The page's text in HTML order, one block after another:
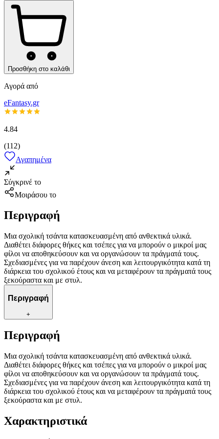
Προσθήκη στο καλάθι
Αγορά από
eFantasy.gr
4.84
(112)
Αγαπημένα
Σύγκρινέ το
Μοιράσου το
Περιγραφή
Μια σχολική τσάντα κατασκευασμένη από ανθεκτικά υλικά.
Διαθέτει διάφορες θήκες και τσέπες για να μπορούν ο μικροί μας
φίλοι να αποθηκεύσουν και να οργανώσουν τα πράγματά τους.
Σχεδιασμένες για να παρέχουν άνεση και λειτουργικότητα κατά τη
διάρκεια του σχολικού έτους και να μεταφέρουν τα πράγματά τους
ξεκούραστα και με στυλ.
Περιγραφή
+
Περιγραφή
Μια σχολική τσάντα κατασκευασμένη από ανθεκτικά υλικά.
Διαθέτει διάφορες θήκες και τσέπες για να μπορούν ο μικροί μας
φίλοι να αποθηκεύσουν και να οργανώσουν τα πράγματά τους.
Σχεδιασμένες για να παρέχουν άνεση και λειτουργικότητα κατά τη
διάρκεια του σχολικού έτους και να μεταφέρουν τα πράγματά τους
ξεκούραστα και με στυλ.
Χαρακτηριστικά